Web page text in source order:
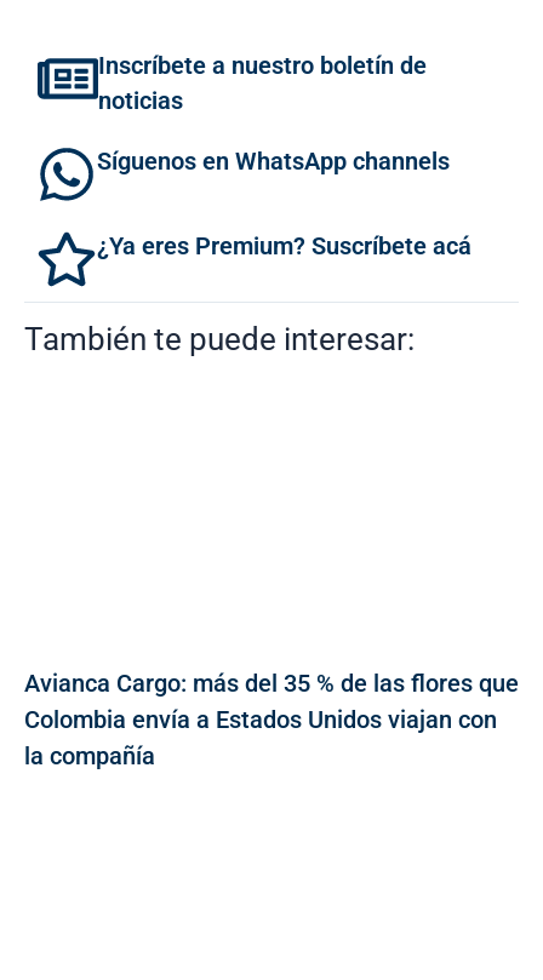
Inscríbete a nuestro boletín de
noticias
Síguenos en WhatsApp channels
¿Ya eres Premium? Suscríbete acá
También te puede interesar:
Avianca Cargo: más del 35 % de las flores que
Colombia envía a Estados Unidos viajan con
la compañía